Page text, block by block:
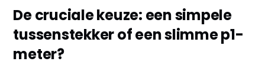
De cruciale keuze: een simpele
tussenstekker of een slimme p1-
meter?